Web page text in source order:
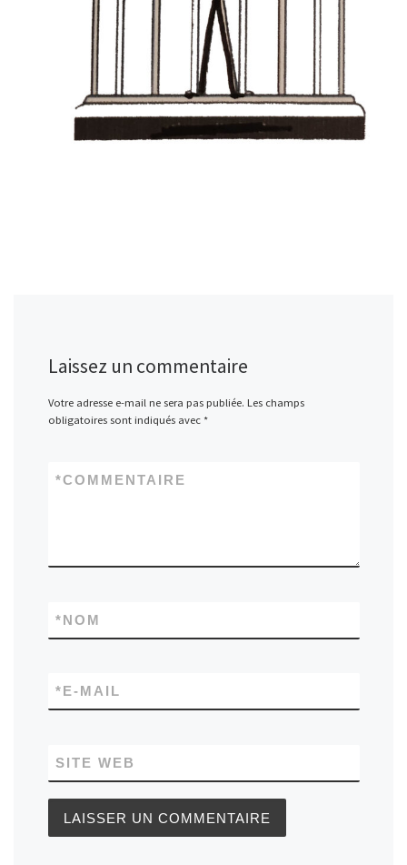
Laissez un commentaire
Votre adresse e-mail ne sera pas publiée. Les champs
obligatoires sont indiqués avec *
COMMENTAIRE
*
NOM
*
E-MAIL
*
SITE WEB